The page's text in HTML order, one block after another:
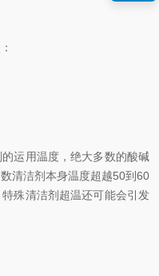
运用温度，绝大多数的酸碱
清洁剂本身温度超越50到60
殊清洁剂超温还可能会引发